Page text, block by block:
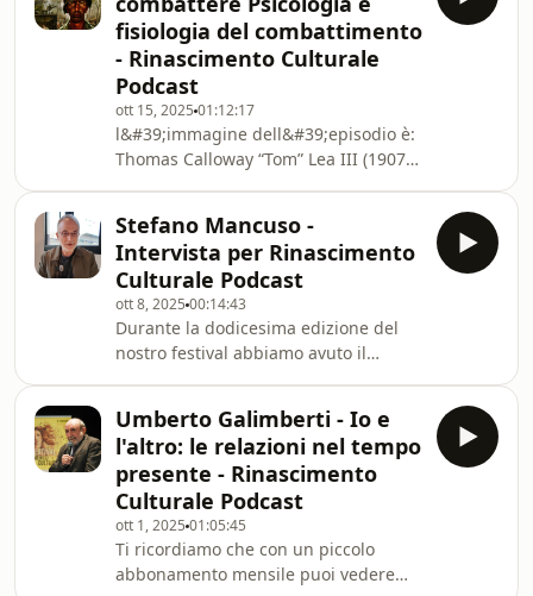
pubblicitarie.https://www.youtube.com/channel/
nel Podcast di &quot;Rinascimento
Culturale&quot;.Da oggi puoi
ascoltarci dove e quando vuoi.Qu
fisiologia del combattimento
- Rinascimento Culturale
Podcast
ott 15, 2025 01:12:17
l&#39;immagine dell&#39;episodio è:
Thomas Calloway “Tom” Lea III (1907-
Stefano Mancuso -
Intervista per Rinascimento
Culturale Podcast
ott 8, 2025 00:14:43
Durante la dodicesima edizione del
nostro festival abbiamo avuto il
mondo di neurobiologia
vegetale.Autore di libri come La
Nazione delle Piante, Mancuso ci
invita da anni a guardare il mondo
vegetale con occhi nuovi. Buon
ascolto!Ecco le domande che gli
abbiamo posto: -Le piante possono
Umberto Galimberti - Io e
l'altro: le relazioni nel tempo
presente - Rinascimento
Culturale Podcast
ott 1, 2025 01:05:45
Ti ricordiamo che con un piccolo
abbonamento mensile puoi vedere